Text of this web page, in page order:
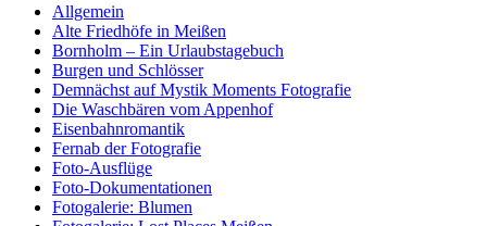
Allgemein
Alte Friedhöfe in Meißen
Bornholm – Ein Urlaubstagebuch
Burgen und Schlösser
Demnächst auf Mystik Moments Fotografie
Die Waschbären vom Appenhof
Eisenbahnromantik
Fernab der Fotografie
Foto-Ausflüge
Foto-Dokumentationen
Fotogalerie: Blumen